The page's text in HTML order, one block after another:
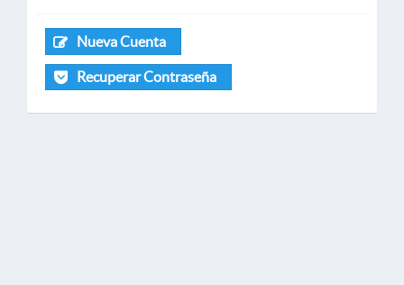
Nueva Cuenta
Recuperar Contraseña